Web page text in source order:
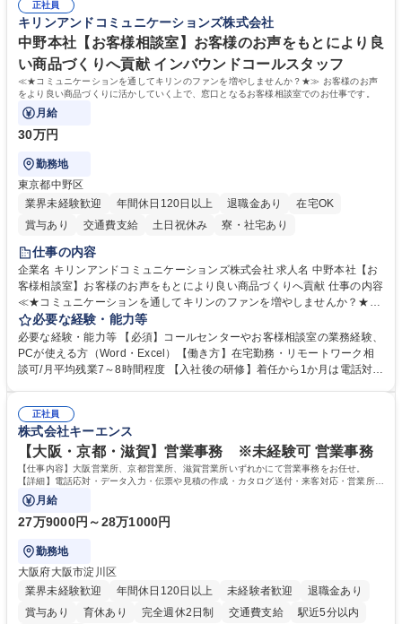
幅広く経験を積みたい意欲がある方に最適な環境です。 募集職種 【総
務・人事】未経験歓迎/日立グループ/組織運営を支えるゼネラリストを目
指す
のご経験 ■労務管理（給与計算・社会保険手続き・勤怠管理など）の経験
■衛生管理者の資格をお持ちの方 学歴・資格 学歴：大学院 大学 高専 短大
専修学校 高校 語学力： 資格：
正社員
キリンアンドコミュニケーションズ株式会社
中野本社【お客様相談室】お客様のお声をもとにより良
い商品づくりへ貢献 インバウンドコールスタッフ
≪★コミュニケーションを通してキリンのファンを増やしませんか？★≫ お客様のお声
をより良い商品づくりに活かしていく上で、窓口となるお客様相談室でのお仕事です。
月給
30万円
勤務地
東京都中野区
業界未経験歓迎
年間休日120日以上 退職金あり
在宅OK
賞与あり
交通費支給 土日祝休み 寮・社宅あり
仕事の内容
企業名 キリンアンドコミュニケーションズ株式会社 求人名 中野本社【お
客様相談室】お客様のお声をもとにより良い商品づくりへ貢献 仕事の内容
≪★コミュニケーションを通してキリンのファンを増やしませんか？★≫
お客様のお声をより良い商品づくりに活かしていく上で、窓口となるお客
様相談室でのお仕事です。 日々お客様からいただくキリングループへのご
意見を、企業活動に活かしています。お客様からの声に迅速かつ誠意をも
って対応、情報提供するとともにグループ内活動に反映しています。 【具
平均100件前後■メール・手紙：同上40件前後 募集職種 中野本社【お客様
相談室】お客様のお声をもとにより良い商品づくりへ貢献
必要な経験・能力等
必要な経験・能力等 【必須】コールセンターやお客様相談室の業務経験、
PCが使える方（Word・Excel）【働き方】在宅勤務・リモートワーク相
談可/月平均残業7～8時間程度 【入社後の研修】着任から1か月は電話対応
すのでご安心ください。 【当社について】キリングループの広報機能を担
う会社として、お客様との出会いを大切にし、磨き上げたホスピタリティ
を込めてコミュニケーションをとりながら広報関連業務を行っておりま
す。 学歴・資格 学歴：大学院 大学 高専 短大 専修学校 高校 語学力： 資
格：
正社員
株式会社キーエンス
【大阪・京都・滋賀】営業事務 ※未経験可 営業事務
【仕事内容】大阪営業所、京都営業所、滋賀営業所いずれかにて営業事務をお任せ。
【詳細】電話応対・データ入力・伝票や見積の作成・カタログ送付・来客対応・営業所内
で発生する事務業務や業務改善をお任せ。
月給
27万9000円～28万1000円
勤務地
大阪府大阪市淀川区
業界未経験歓迎
年間休日120日以上 未経験者歓迎
退職金あり
賞与あり
育休あり 完全週休2日制 交通費支給 駅近5分以内